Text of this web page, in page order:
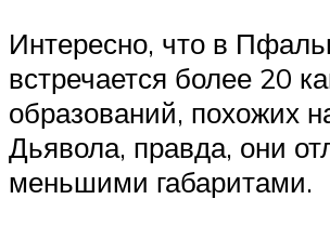
Интересно, что в
встречается более 20
образований, похожих
Дьявола, правда, они
меньшими габаритами.